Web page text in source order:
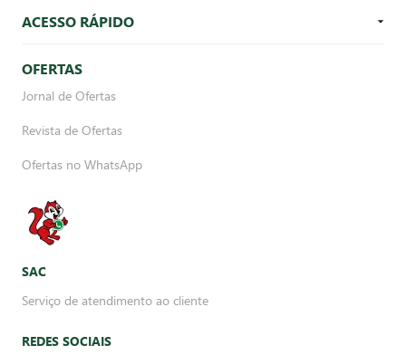
ACESSO RÁPIDO
OFERTAS
Jornal de Ofertas
Revista de Ofertas
Ofertas no WhatsApp
SAC
Serviço de atendimento ao cliente
REDES SOCIAIS